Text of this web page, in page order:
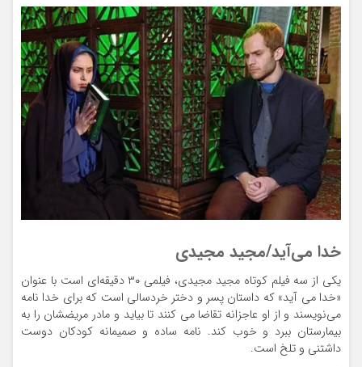
خدا می‌آید/مجید مجیدی
یکی از سه فیلم کوتاه مجید مجیدی، فیلمی ۳۰ دقیقه‌ای است با عنوان
«خدا می‌ آید» که داستان پسر و دختر خردسالی است که برای خدا نامه
می‌نویسند و از او عاجزانه تقاضا می کنند تا بیاید و مادر مریضشان را به
بیمارستان ببرد و خوب کند. نامه ساده و صمیمانه کودکان دوست
داشتنی و تلخ است.